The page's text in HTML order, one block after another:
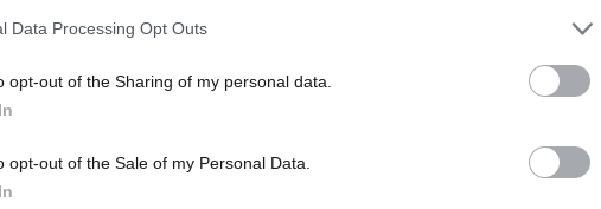
Data Processing Opt Outs
opt-out of the Sharing of my personal data.
opt-out of the Sale of my Personal Data.
Υπάλληλοι του δήμου Πύργου και πολίτες
να ξεβουλώσουν τα φρεάτια,
του δικτύου. Μέσα σε σύντομο
δήμου επενέβησαν αποτελεσματικά,
δημιούργησε η κακοκαιρία.